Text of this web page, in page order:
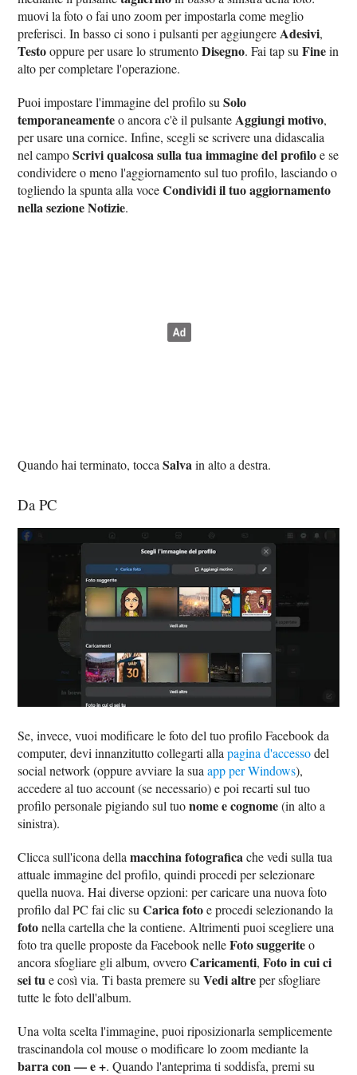
muovi la foto o fai uno zoom per impostarla come meglio
preferisci. In basso ci sono i pulsanti per aggiungere Adesivi,
Testooppure per usare lo strumentoDisegno. Fai tap suFinein
alto per completare l'operazione.
Puoi impostare l'immagine del profilo suSolo
temporaneamenteo ancora c'è il pulsante Aggiungi motivo,
per usare una cornice. Infine, scegli se scrivere una didascalia
nel campoScrivi qualcosa sulla tua immagine del profiloe se
condividere o meno l'aggiornamento sul tuo profilo, lasciando o
togliendo la spunta alla voceCondividi il tuo aggiornamento
nella sezione Notizie.
Quando hai terminato, toccaSalvain alto a destra.
Da PC
Se, invece, vuoi modificare le foto del tuo profilo Facebook da
computer, devi innanzitutto collegarti allapagina d'accessodel
social network (oppure avviare la suaapp per Windows),
accedere al tuo account (se necessario) e poi recarti sul tuo
profilo personale pigiando sul tuonome e cognome(in alto a
sinistra).
Clicca sull'icona dellamacchina fotograficache vedi sulla tua
attuale immagine del profilo, quindi procedi per selezionare
quella nuova. Hai diverse opzioni: per caricare una nuova foto
profilo dal PC fai clic suCarica fotoe procedi selezionando la
fotonella cartella che la contiene. Altrimenti puoi scegliere una
foto tra quelle proposte da Facebook nelleFoto suggeriteo
ancora sfogliare gli album, ovveroCaricamenti,Foto in cui ci
sei tue così via. Ti basta premere suVedi altreper sfogliare
tutte le foto dell'album.
Una volta scelta l'immagine, puoi riposizionarla semplicemente
trascinandola col mouse o modificare lo zoom mediante la
barra con — e +. Quando l'anteprima ti soddisfa, premi su